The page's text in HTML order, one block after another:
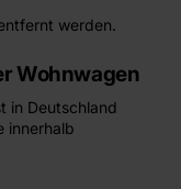
werden.
Wohnwagen
in Deutschland
innerhalb